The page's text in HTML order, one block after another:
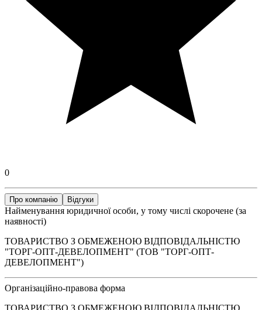
0
Про компанію Відгуки
Найменування юридичної особи, у тому числі скорочене (за
наявності)
ТОВАРИСТВО З ОБМЕЖЕНОЮ ВІДПОВІДАЛЬНІСТЮ
"ТОРГ-ОПТ-ДЕВЕЛОПМЕНТ" (ТОВ "ТОРГ-ОПТ-
ДЕВЕЛОПМЕНТ")
Організаційно-правова форма
ТОВАРИСТВО З ОБМЕЖЕНОЮ ВІДПОВІДАЛЬНІСТЮ